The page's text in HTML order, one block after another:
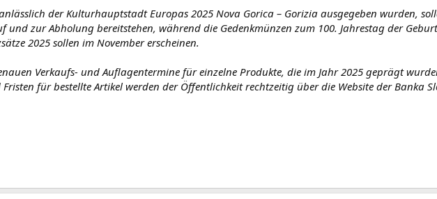
der Kulturhauptstadt Europas 2025 Nova Gorica – Gorizia ausgegeben wurden,
und zur Abholung bereitstehen, während die Gedenkmünzen zum 100. Jahrestag der
2025 sollen im November erscheinen.
Verkaufs- und Auflagentermine für einzelne Produkte, die im Jahr 2025 geprägt
für bestellte Artikel werden der Öffentlichkeit rechtzeitig über die Website der Banka